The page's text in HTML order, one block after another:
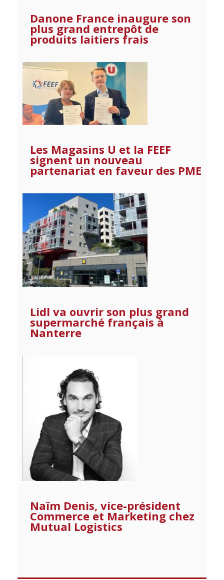
Danone France inaugure son
plus grand entrepôt de
produits laitiers frais
Les Magasins U et la FEEF
signent un nouveau
partenariat en faveur des PME
Lidl va ouvrir son plus grand
supermarché français à
Nanterre
Naïm Denis, vice-président
Commerce et Marketing chez
Mutual Logistics